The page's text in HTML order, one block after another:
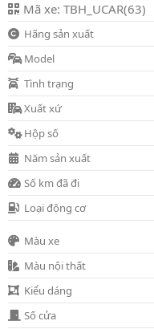
Mã xe: TBH_UCAR(63)
Hãng sản xuất
Model
Tình trạng
Xuất xứ
Hộp số
Năm sản xuất
Số km đã đi
Loại động cơ
Màu xe
Màu nội thất
Kiểu dáng
Số cửa